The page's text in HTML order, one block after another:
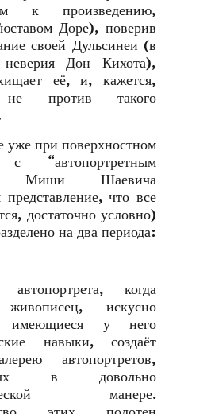
к произведению,
Доре), поверив
своей Дульсинеи (в
Дон Кихота),
её, и, кажется,
не против такого
уже при поверхностном
с “автопортретным
Миши Шаевича
представление, что все
достаточно условно)
на два периода:
автопортрета, когда
искусно
имеющиеся у него
навыки, создаёт
автопортретов,
в довольно
манере.